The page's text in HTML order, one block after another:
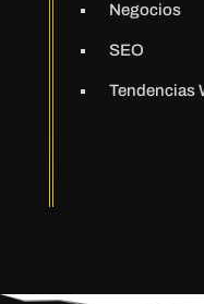
Negocios
SEO
Tendencias